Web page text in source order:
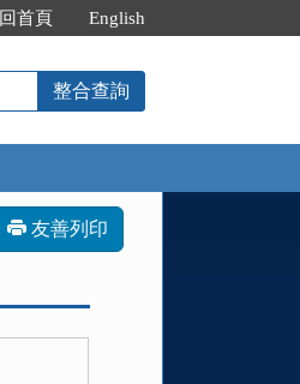
回首頁 English
整合查詢
友善列印